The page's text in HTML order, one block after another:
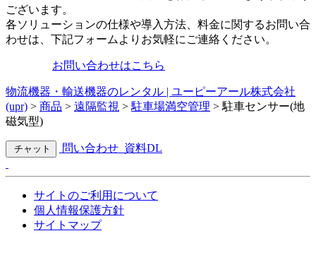
ございます。
各ソリューションの仕様や導入方法、料金に関するお問い合
わせは、下記フォームよりお気軽にご連絡ください。
お問い合わせはこちら
物流機器・輸送機器のレンタル | ユーピーアール株式会社
(upr) > 商品 > 遠隔監視 > 駐車場満空管理 > 駐車センサー(地
磁気型)
チャット 問い合わせ 資料DL
サイトのご利用について
個人情報保護方針
サイトマップ